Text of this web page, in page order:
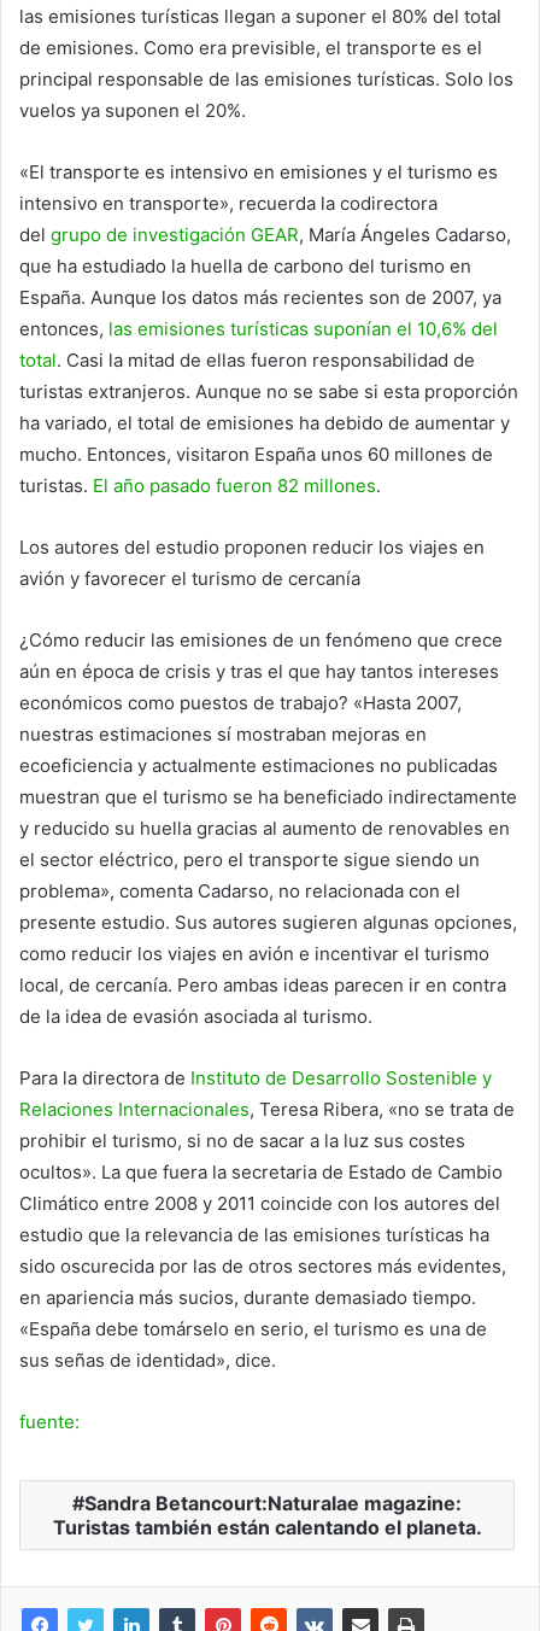
las emisiones turísticas llegan a suponer el 80% del total
de emisiones. Como era previsible, el transporte es el
principal responsable de las emisiones turísticas. Solo los
vuelos ya suponen el 20%.
«El transporte es intensivo en emisiones y el turismo es
intensivo en transporte», recuerda la codirectora
del grupo de investigación GEAR, María Ángeles Cadarso,
que ha estudiado la huella de carbono del turismo en
España. Aunque los datos más recientes son de 2007, ya
entonces, las emisiones turísticas suponían el 10,6% del
total. Casi la mitad de ellas fueron responsabilidad de
turistas extranjeros. Aunque no se sabe si esta proporción
ha variado, el total de emisiones ha debido de aumentar y
mucho. Entonces, visitaron España unos 60 millones de
turistas. El año pasado fueron 82 millones.
Los autores del estudio proponen reducir los viajes en
avión y favorecer el turismo de cercanía
¿Cómo reducir las emisiones de un fenómeno que crece
aún en época de crisis y tras el que hay tantos intereses
económicos como puestos de trabajo? «Hasta 2007,
nuestras estimaciones sí mostraban mejoras en
ecoeficiencia y actualmente estimaciones no publicadas
muestran que el turismo se ha beneficiado indirectamente
y reducido su huella gracias al aumento de renovables en
el sector eléctrico, pero el transporte sigue siendo un
problema», comenta Cadarso, no relacionada con el
presente estudio. Sus autores sugieren algunas opciones,
como reducir los viajes en avión e incentivar el turismo
local, de cercanía. Pero ambas ideas parecen ir en contra
de la idea de evasión asociada al turismo.
Para la directora de Instituto de Desarrollo Sostenible y
Relaciones Internacionales, Teresa Ribera, «no se trata de
prohibir el turismo, si no de sacar a la luz sus costes
ocultos». La que fuera la secretaria de Estado de Cambio
Climático entre 2008 y 2011 coincide con los autores del
estudio que la relevancia de las emisiones turísticas ha
sido oscurecida por las de otros sectores más evidentes,
en apariencia más sucios, durante demasiado tiempo.
«España debe tomárselo en serio, el turismo es una de
sus señas de identidad», dice.
fuente:
Sandra Betancourt:Naturalae magazine:
Turistas también están calentando el planeta.